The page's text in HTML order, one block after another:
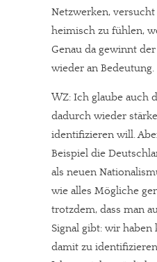
Netzwerken,
heimisch zu fühlen,
Genau da gewinnt
wieder an Bedeutung.
WZ: Ich glaube auch
dadurch wieder
identifizieren will.
Beispiel die
als neuen
wie alles Mögliche
trotzdem, dass man
Signal gibt: wir haben
damit zu